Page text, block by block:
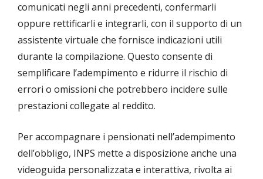
comunicati negli anni precedenti, confermarli
oppure rettificarli e integrarli, con il supporto di un
assistente virtuale che fornisce indicazioni utili
durante la compilazione. Questo consente di
semplificare l’adempimento e ridurre il rischio di
errori o omissioni che potrebbero incidere sulle
prestazioni collegate al reddito.
Per accompagnare i pensionati nell’adempimento
dell’obbligo, INPS mette a disposizione anche una
videoguida personalizzata e interattiva, rivolta ai